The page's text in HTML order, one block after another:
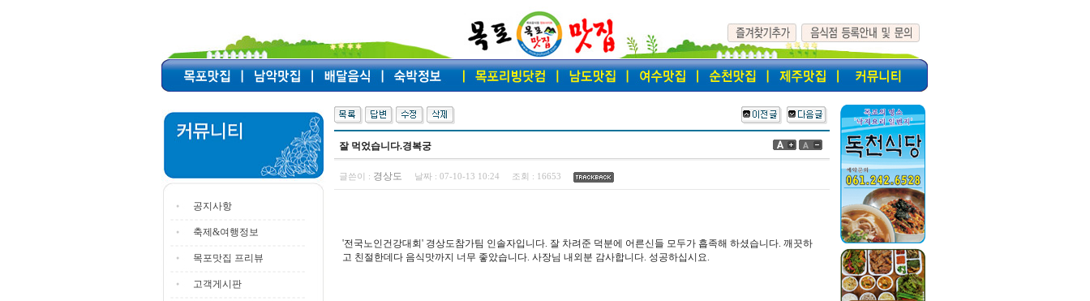
공지사항
축제&여행정보
목포맛집 프리뷰
고객게시판
잘 먹었습니다.경복궁
글쓴이 : 경상도 날짜 : 07-10-13 10:24 조회 : 16653
'전국노인건강대회' 경상도참가팀 인솔자입니다. 잘 차려준 덕분에 어른신들 모두가 흡족해 하셨습니다. 깨끗하
고 친절한데다 음식맛까지 너무 좋았습니다. 사장님 내외분 감사합니다. 성공하십시요.